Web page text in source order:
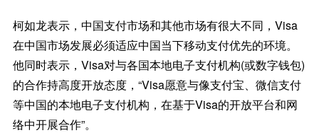
柯如龙表示，中国支付市场和其他市场有很大不同，Visa
在中国市场发展必须适应中国当下移动支付优先的环境。
他同时表示，Visa对与各国本地电子支付机构(或数字钱包)
的合作持高度开放态度，“Visa愿意与像支付宝、微信支付
等中国的本地电子支付机构，在基于Visa的开放平台和网
络中开展合作”。